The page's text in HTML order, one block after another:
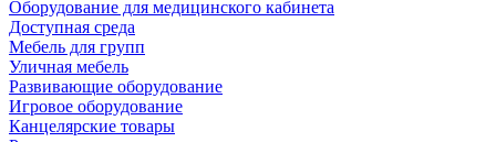
Оборудование для медицинского кабинета
Доступная среда
Мебель для групп
Уличная мебель
Развивающие оборудование
Игровое оборудование
Канцелярские товары